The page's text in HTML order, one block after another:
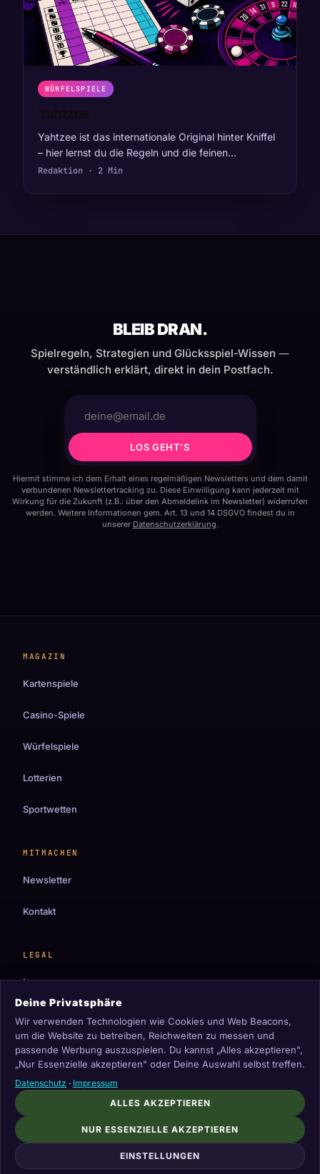
WÜRFELSPIELE
Yahtzee
Yahtzee ist das internationale Original hinter Kniffel
– hier lernst du die Regeln und die feinen…
Redaktion · 2 Min
BLEIB DRAN.
Spielregeln, Strategien und Glücksspiel-Wissen —
verständlich erklärt, direkt in dein Postfach.
LOS GEHT'S
Hiermit stimme ich dem Erhalt eines regelmäßigen Newsletters und dem damit
verbundenen Newslettertracking zu. Diese Einwilligung kann jederzeit mit
Wirkung für die Zukunft (z.B.: über den Abmeldelink im Newsletter) widerrufen
werden. Weitere Informationen gem. Art. 13 und 14 DSGVO findest du in
unserer Datenschutzerklärung.
MAGAZIN
Kartenspiele
Casino-Spiele
Würfelspiele
Lotterien
Sportwetten
MITMACHEN
Newsletter
Kontakt
LEGAL
Impressum
Cookie-Einstellungen
© 2026 maodi. Dein Magazin für Spielregeln,
Kartenspiele, Casino-Spiele und
Wettstrategien — verständlich erklärt
Deine Privatsphäre
Wir verwenden Technologien wie Cookies und Web Beacons,
um die Website zu betreiben, Reichweiten zu messen und
passende Werbung auszuspielen. Du kannst „Alles akzeptieren",
„Nur Essenzielle akzeptieren" oder Deine Auswahl selbst treffen.
Datenschutz · Impressum
EINSTELLUNGEN
NUR ESSENZIELLE AKZEPTIEREN
ALLES AKZEPTIEREN